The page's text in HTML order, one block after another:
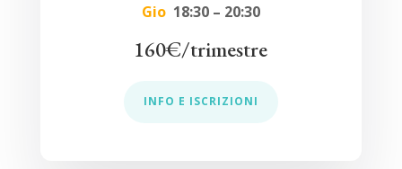
Gio 18:30 – 20:30
160€/trimestre
INFO E ISCRIZIONI